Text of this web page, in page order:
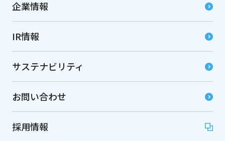
企業情報
IR情報
サステナビリティ
お問い合わせ
採用情報